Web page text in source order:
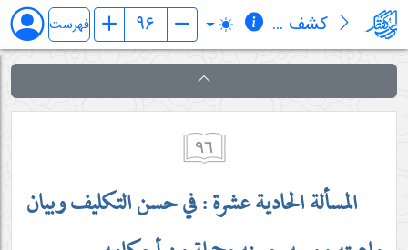
کشف المراد في شرح تجرید الإعتقاد (قسم الإلهیات) فهرست
٩٦
المسألة الحادية عشرة : في حسن التكليف وبيان